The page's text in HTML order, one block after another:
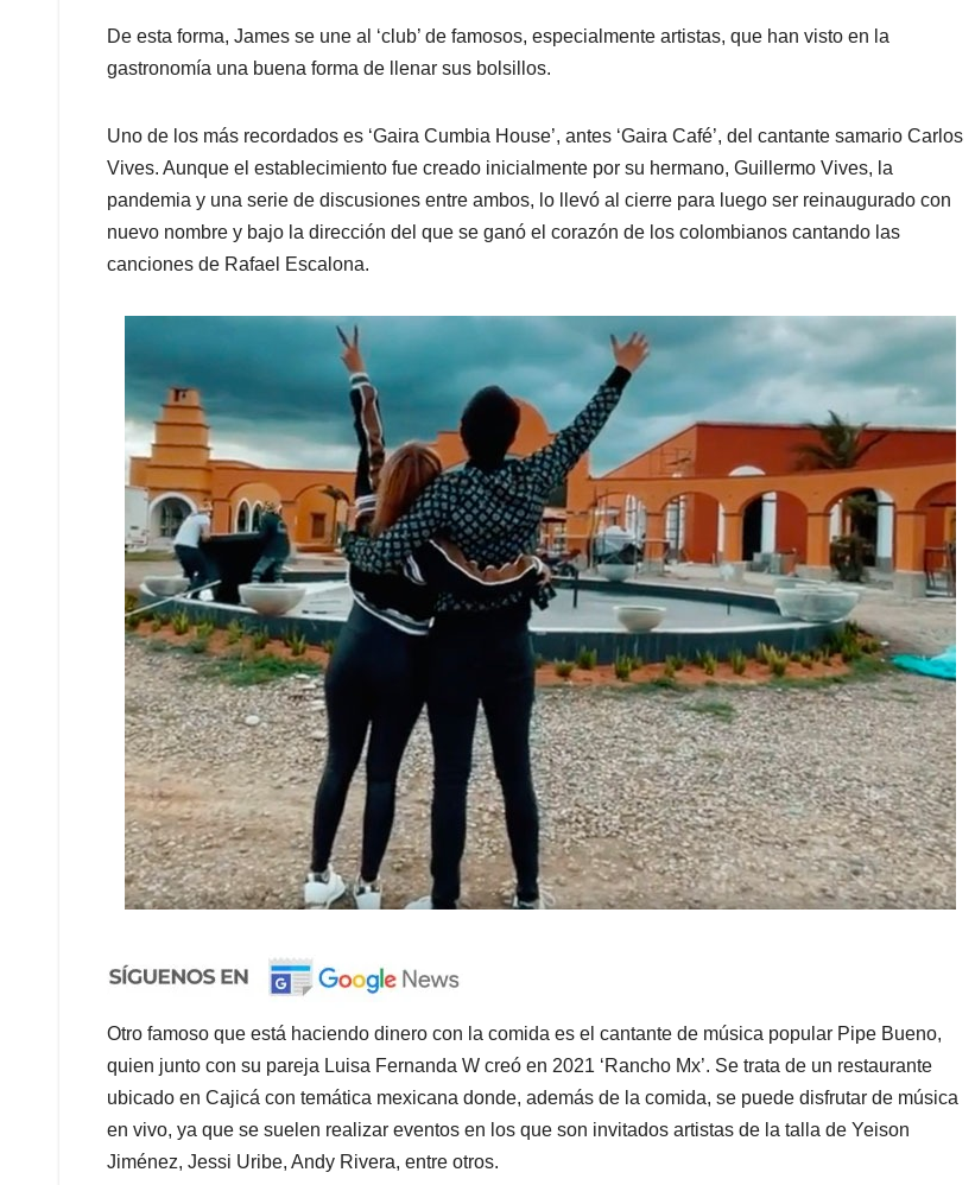
De esta forma, James se une al ‘club’ de famosos, especialmente artistas, que han visto en la
gastronomía una buena forma de llenar sus bolsillos.
Uno de los más recordados es ‘Gaira Cumbia House’, antes ‘Gaira Café’, del cantante samario Carlos
Vives. Aunque el establecimiento fue creado inicialmente por su hermano, Guillermo Vives, la
pandemia y una serie de discusiones entre ambos, lo llevó al cierre para luego ser reinaugurado con
nuevo nombre y bajo la dirección del que se ganó el corazón de los colombianos cantando las
canciones de Rafael Escalona.
Otro famoso que está haciendo dinero con la comida es el cantante de música popular Pipe Bueno,
quien junto con su pareja Luisa Fernanda W creó en 2021 ‘Rancho Mx’. Se trata de un restaurante
ubicado en Cajicá con temática mexicana donde, además de la comida, se puede disfrutar de música
en vivo, ya que se suelen realizar eventos en los que son invitados artistas de la talla de Yeison
Jiménez, Jessi Uribe, Andy Rivera, entre otros.